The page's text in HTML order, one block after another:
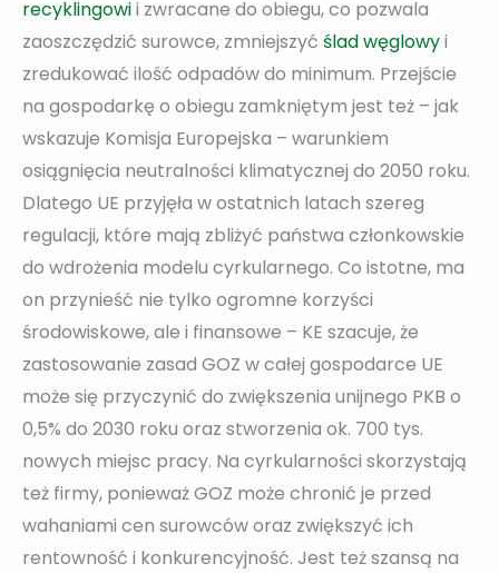
recyklingowii zwracane do obiegu, co pozwala
zaoszczędzić surowce, zmniejszyć ślad węglowyi
zredukować ilość odpadów do minimum. Przejście
na gospodarkę o obiegu zamkniętym jest też – jak
wskazuje Komisja Europejska – warunkiem
osiągnięcia neutralności klimatycznej do 2050 roku.
Dlatego UE przyjęła w ostatnich latach szereg
regulacji, które mają zbliżyć państwa członkowskie
do wdrożenia modelu cyrkularnego. Co istotne, ma
on przynieść nie tylko ogromne korzyści
środowiskowe, ale i finansowe – KE szacuje, że
zastosowanie zasad GOZ w całej gospodarce UE
może się przyczynić do zwiększenia unijnego PKB o
0,5% do 2030 roku oraz stworzenia ok. 700 tys.
nowych miejsc pracy. Na cyrkularności skorzystają
też firmy, ponieważ GOZ może chronić je przed
wahaniami cen surowców oraz zwiększyć ich
rentowność i konkurencyjność. Jest też szansą na